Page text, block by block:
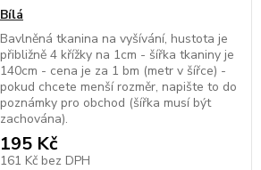
Bílá
Bavlněná tkanina na vyšívání, hustota je
přibližně 4 křížky na 1cm - šířka tkaniny je
140cm - cena je za 1 bm (metr v šířce) -
pokud chcete menší rozměr, napište to do
poznámky pro obchod (šířka musí být
zachována).
195 Kč
161 Kč bez DPH